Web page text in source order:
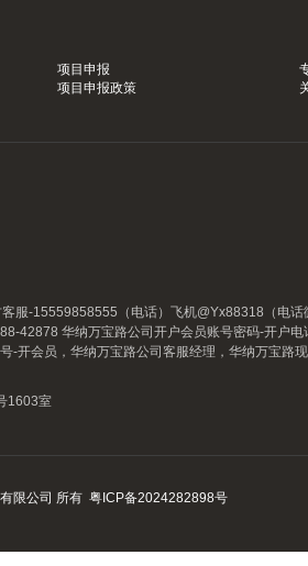
项目申报
项目申报政策
服-15559858555（电话）飞机@Yx88318（电
42878 华纳万宝路公司开户会员账号密码-开户
-开会员，华纳万宝路公司客服经理，华纳万宝路
1603室
限公司 所有 粤ICP备2024282898号